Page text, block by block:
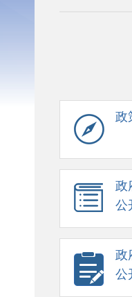
政
政
公
政
公